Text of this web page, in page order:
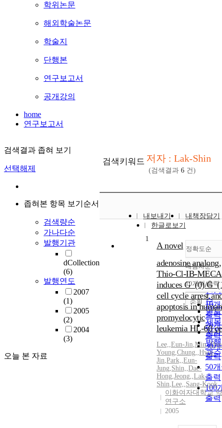
학위논문
해외학술논문
학술지
단행본
연구보고서
공개강의
home
연구보고서
검색결과 좁혀 보기
선택해제
좁혀본 항목 보기순서
검색량순
가나다순
발행기관
dCollection
(6)
발행연도
2007
(1)
2005
(2)
2004
(3)
오늘 본 자료
검색키워드 저자 : Lak-Shin
(검색결과 6 건)
내보내기
내책장담기
한글로보기
정확도순
정
순
인
순
연
제
저
발
관순
내림차순
내
10개씩 출력
10
출력
20
출력
30
출력
50
출력
100
출력
조회
1
A novel
adenosine analong,
Thio-Cl-IB-MECA
induces G_(0)/
cell cycle arrest
apoptosis in human
promyelocytic
leukemia HL-60
Lee,,Eun-Jin,Min,,
Young,Chung,,Hwa-
Jin,Park,,Eun-
Jung,Shin,,Dae-
Hong,Jeong,,Lak-
Shin,Lee,,Sang-Kook
이화여자대학교
연구소
2005